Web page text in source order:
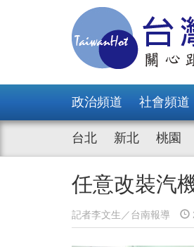
政治頻道 社會頻道
台北 新北 桃園
任意改裝汽
記者李文生／台南報導